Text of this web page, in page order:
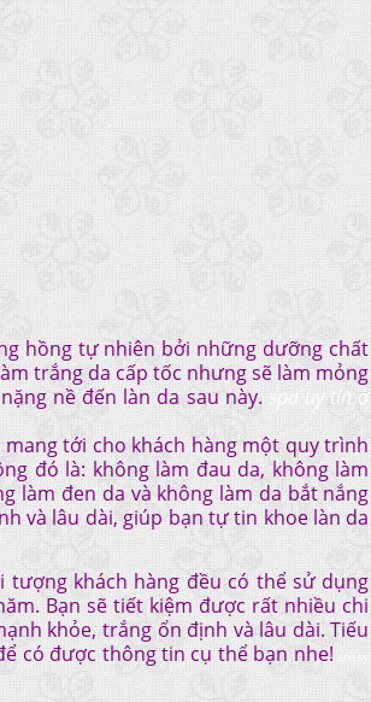
hồng tự nhiên bởi những dưỡng chất
trắng da cấp tốc nhưng sẽ làm mỏng
nề đến làn da sau này. spa uy tín ở
tới cho khách hàng một quy trình
đó là: không làm đau da, không làm
làm đen da và không làm da bắt nắng
và lâu dài, giúp bạn tự tin khoe làn da
khách hàng đều có thể sử dụng
Bạn sẽ tiết kiệm được rất nhiều chi
khỏe, trắng ổn định và lâu dài. Tiếu
có được thông tin cụ thể bạn nhe!
spa uy